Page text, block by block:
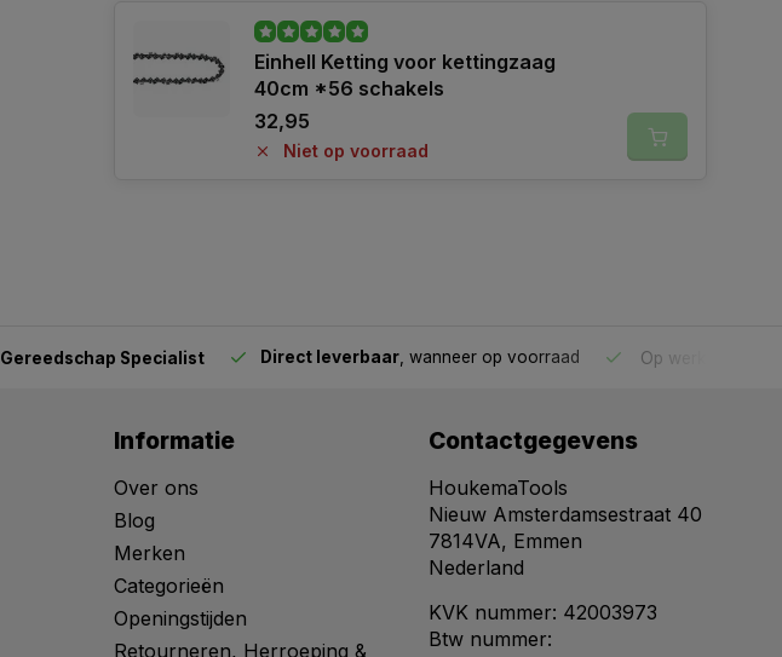
Einhell Ketting voor kettingzaag
40cm *56 schakels
32,95
Niet op voorraad
Gereedschap Specialist Direct leverbaar , wanneer op voorraad Op werkdagen
Informatie
Over ons
Blog
Merken
Categorieën
Openingstijden
Retourneren, Herroeping &
Contactgegevens
HoukemaTools
Nieuw Amsterdamsestraat 40
7814VA, Emmen
Nederland
KVK nummer: 42003973
Btw nummer: